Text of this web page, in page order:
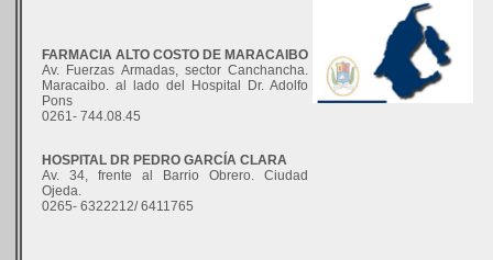
FARMACIA ALTO COSTO DE MARACAIBO
Av. Fuerzas Armadas, sector Canchancha.
Maracaibo. al lado del Hospital Dr. Adolfo
Pons
0261- 744.08.45
HOSPITAL DR PEDRO GARCÍA CLARA
Av. 34, frente al Barrio Obrero. Ciudad
Ojeda.
0265- 6322212/ 6411765